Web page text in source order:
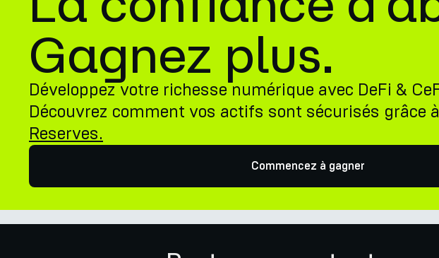
Gagnez plus.
Développez votre richesse numérique avec DeFi &
Découvrez comment vos actifs sont sécurisés grâce
Reserves.
Commencez à gagner